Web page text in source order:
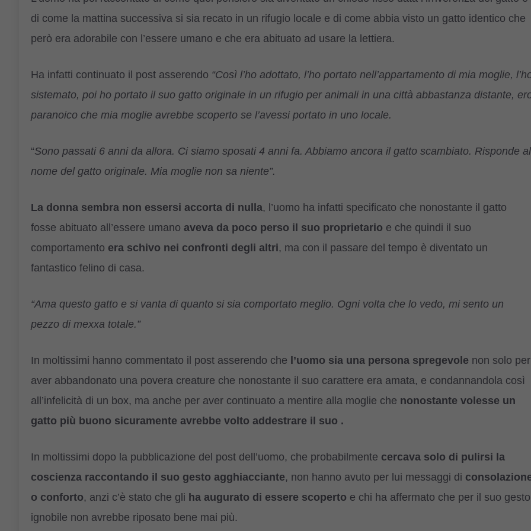
di come la mattina successiva si sia recato in un rifugio locale e di come abbia visto un gatto identico che
però era adorabile con l’essere umano e che era abituato ad usare la lettiera.
Ha infatti continuato il post asserendo “Così l’ho adottato, l’ho portato nell’appartamento di mia moglie,
sistemato, poi ho portato il suo gatto originale in un rifugio per animali in una città abbastanza distante,
paranoico che mia moglie avrebbe scoperto se l’avessi portato in uno locale.
“Sono passati 6 anni da allora. Ci siamo sposati 4 anni fa. Abbiamo ancora il gatto scambiato. Risponde al
nome del gatto originale. Mia moglie non sa niente”.
La donna sembra non essersi accorta di nulla, l’uomo ha infatti specificato che nonostante il gatto
fosse abituato all’essere umano aveva da poco perso il suo proprietario e che quindi il suo
comportamento era schivo nei confronti degli altri, ma con il passare del tempo è diventato un
fantastico felino di casa.
“Ama questo gatto e si vanta di quanto si sia comportato meglio. Ogni volta che lo vedo, mi sento un
pezzo di mexxa totale.”
In moltissimi hanno commentato il post asserendo che l’uomo sia una persona spregevole non solo per
aver abbandonato una povera creature che nonostante il suo carattere era amata, e condannandola così
all’infelicità di un box, ma anche per aver continuato a mentire alla moglie che nonostante volesse un
gatto più buono sicuramente avrebbe volto addestrare il suo .
In moltissimi dopo la pubblicazione del post dell’uomo, che probabilmente cercava solo di pulirsi la
coscienza raccontando il suo gesto agghiacciante, non hanno avuto per lui messaggi di
o conforto, anzi c’è stato che gli ha augurato di essere scoperto e chi ha affermato che per il suo gesto
ignobile non avrebbe riposato bene mai più.